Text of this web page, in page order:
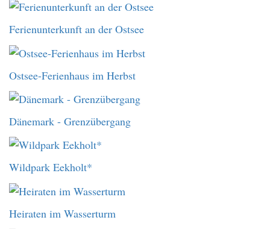
Ferienunterkunft an der Ostsee
Ostsee-Ferienhaus im Herbst
Dänemark - Grenzübergang
Wildpark Eekholt*
Heiraten im Wasserturm